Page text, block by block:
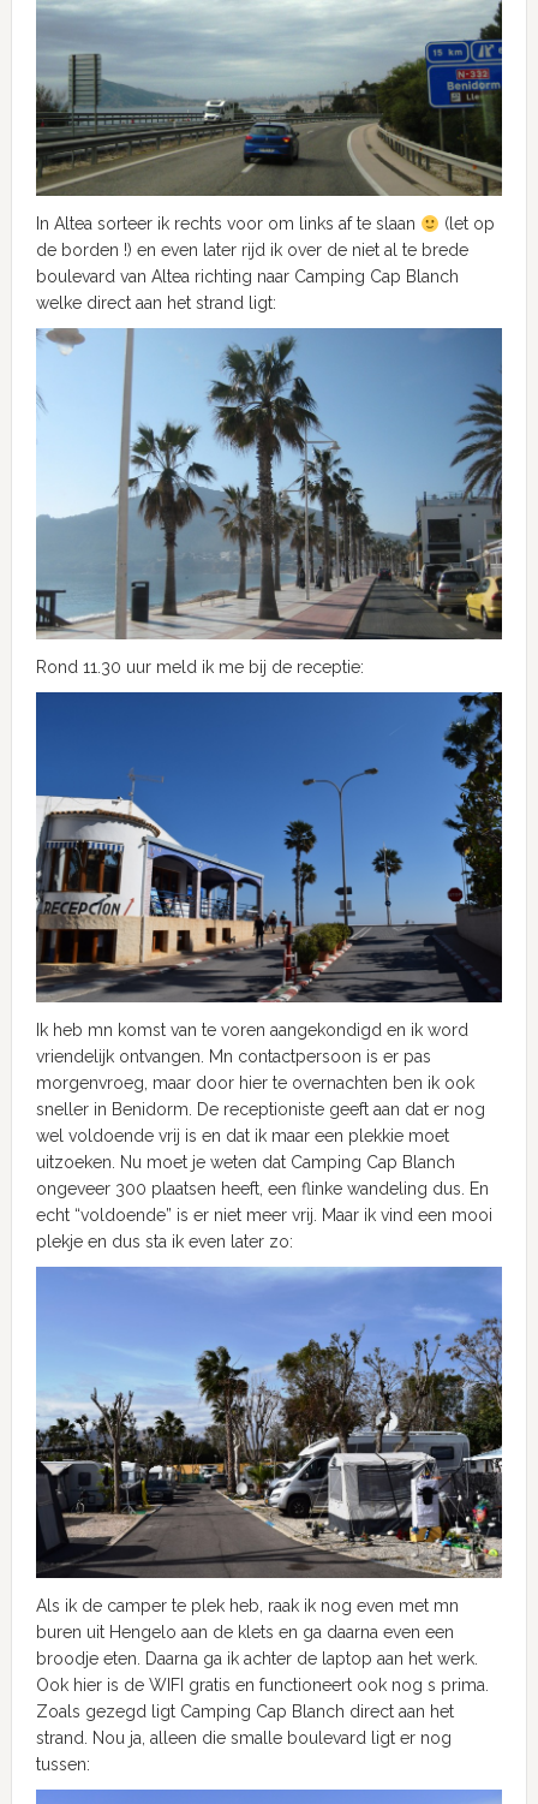
In Altea sorteer ik rechts voor om links af te slaan
(let op
de borden !) en even later rijd ik over de niet al te brede
boulevard van Altea richting naar Camping Cap Blanch
welke direct aan het strand ligt:
Rond 11.30 uur meld ik me bij de receptie:
Ik heb mn komst van te voren aangekondigd en ik word
vriendelijk ontvangen. Mn contactpersoon is er pas
morgenvroeg, maar door hier te overnachten ben ik ook
sneller in Benidorm. De receptioniste geeft aan dat er nog
wel voldoende vrij is en dat ik maar een plekkie moet
uitzoeken. Nu moet je weten dat Camping Cap Blanch
ongeveer 300 plaatsen heeft, een flinke wandeling dus. En
echt “voldoende” is er niet meer vrij. Maar ik vind een mooi
plekje en dus sta ik even later zo:
Als ik de camper te plek heb, raak ik nog even met mn
buren uit Hengelo aan de klets en ga daarna even een
broodje eten. Daarna ga ik achter de laptop aan het werk.
Ook hier is de WIFI gratis en functioneert ook nog s prima.
Zoals gezegd ligt Camping Cap Blanch direct aan het
strand. Nou ja, alleen die smalle boulevard ligt er nog
tussen: